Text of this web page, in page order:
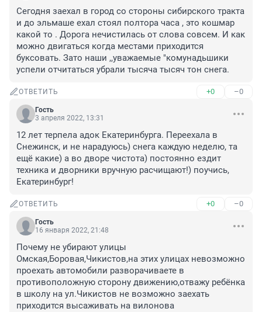
Сегодня заехал в город со стороны сибирского тракта
и до эльмаше ехал стоял полтора часа , это кошмар
какой то . Дорога нечистилась от слова совсем. И как
можно двигаться когда местами приходится
буксовать. Зато наши ,,уважаемые "комунадьшики
успели отчитаться убрали тысяча тысяч тон снега.
ОТВЕТИТЬ +0 –0
Гость
3 апреля 2022, 13:31
12 лет терпела адок Екатеринбурга. Переехала в
Снежинск, и не нарадуюсь) снега каждую неделю, та
ещё какие) а во дворе чистота) постоянно ездит
техника и дворники вручную расчищают!) поучись,
Екатеринбург!
ОТВЕТИТЬ +0 –0
Гость
16 января 2022, 21:48
Почему не убирают улицы
Омская,Боровая,Чикистов,на этих улицах невозможно
проехать автомобили разворачиваете в
противоположную сторону движению,отважу ребёнка
в школу на ул.Чикистов не возможно заехать
приходится высаживать на вилонова